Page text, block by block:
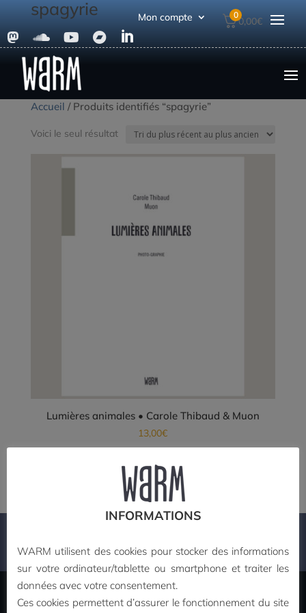
Mon compte 00,00€
    
Accueil / Produits identifiés “spagyrie”
spagyrie
Voici le seul résultat
Lumières animales • Carole Thibaud & Muon
13,00€
Ajouter au panier
MON COMPTE
INFORMATIONS
WARM utilisent des cookies pour stocker des informations
sur votre ordinateur/tablette ou smartphone et traiter les
données avec votre consentement.
Ces cookies permettent d’assurer le fonctionnement du site